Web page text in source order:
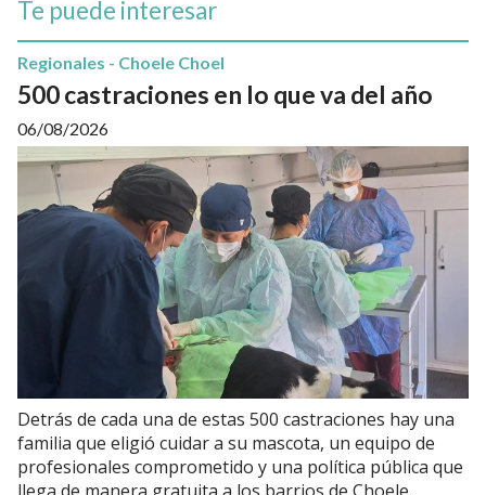
Te puede interesar
500 castraciones en lo que va del año
Regionales - Choele Choel
06/08/2026
Detrás de cada una de estas 500 castraciones hay una
familia que eligió cuidar a su mascota, un equipo de
profesionales comprometido y una política pública que